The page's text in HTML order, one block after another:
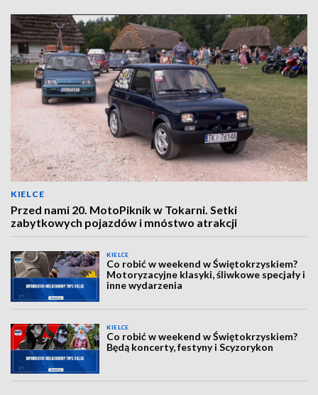
KIELCE
Przed nami 20. MotoPiknik w Tokarni. Setki
zabytkowych pojazdów i mnóstwo atrakcji
KIELCE
Co robić w weekend w Świętokrzyskiem?
Motoryzacyjne klasyki, śliwkowe specjały i
inne wydarzenia
KIELCE
Co robić w weekend w Świętokrzyskiem?
Będą koncerty, festyny i Scyzorykon